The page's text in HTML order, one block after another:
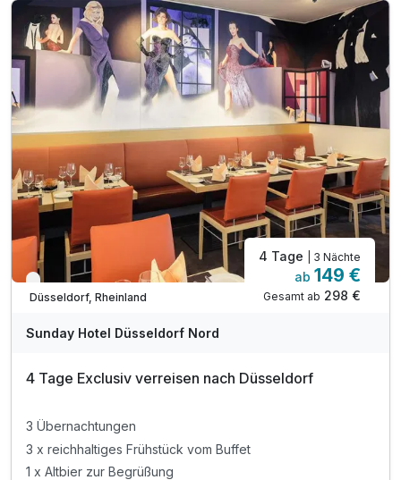
Ausflugstipps für die Region an der Rezeption
inkl. WLAN im gesamten Hotel
Verfügbar bis Dezember
Düsseldorf, Rheinland
4 Tage | 3 Nächte
ab 149 €
Gesamt ab 298 €
Sunday Hotel Düsseldorf Nord
4 Tage Exclusiv verreisen nach Düsseldorf
3 Übernachtungen
3 x reichhaltiges Frühstück vom Buffet
1 x Altbier zur Begrüßung